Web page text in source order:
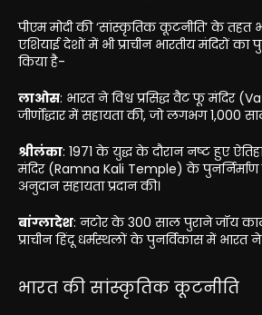
पीएम मोदी की ‘सांस्कृतिक कूटनीति’ के
एशियाई देशों में भी प्राचीन भारतीय मंदिरों का
किया है-
लाओस: भारत ने विश्व प्रसिद्ध वैट फू मंदिर
जीर्णोद्धार में सहायता की, जो लगभग 1,000
श्रीलंका: 1971 के युद्ध के दौरान नष्ट हुए
मंदिर (Ramna Kali Temple) के पुनर्निर्माण
अनुदान सहायता प्रदान की।
बांग्लादेश: नटोर के 300 साल पुराने जॉय
प्राचीन हिंदू धर्मस्थलों के पुनर्विकास में भारत
भारत की सांस्कृतिक कूटनीति